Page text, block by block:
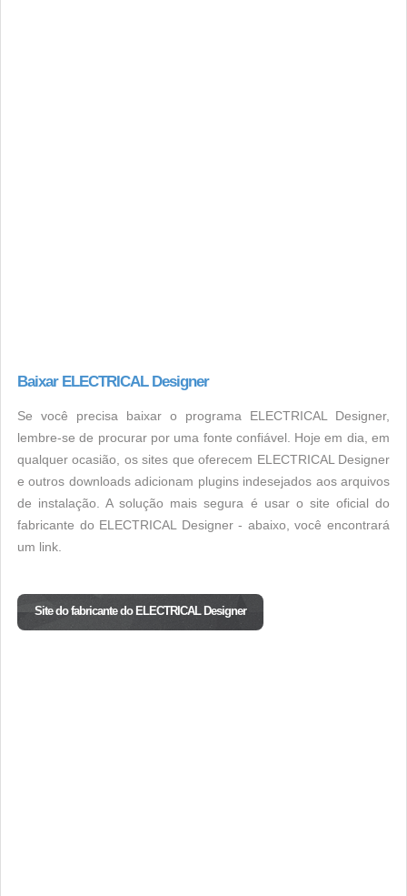
Baixar ELECTRICAL Designer
Se você precisa baixar o programa ELECTRICAL Designer,
lembre-se de procurar por uma fonte confiável. Hoje em dia, em
qualquer ocasião, os sites que oferecem ELECTRICAL Designer
e outros downloads adicionam plugins indesejados aos arquivos
de instalação. A solução mais segura é usar o site oficial do
fabricante do ELECTRICAL Designer - abaixo, você encontrará
um link.
Site do fabricante do ELECTRICAL Designer